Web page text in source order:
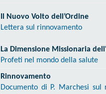
Il Nuovo Volto dell’Ordine
Lettera sul rinnovamento
La Dimensione Missionaria
Profeti nel mondo della salute
Rinnovamento
Documento di P. Marchesi